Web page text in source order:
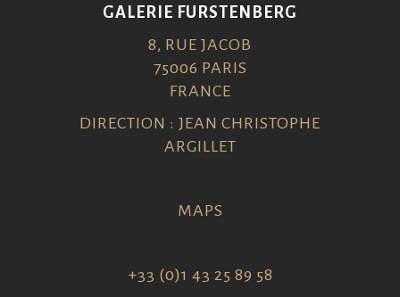
GALERIE FURSTENBERG
8, RUE JACOB
75006 PARIS
FRANCE
DIRECTION : JEAN CHRISTOPHE
ARGILLET
MAPS
+33 (0)1 43 25 89 58